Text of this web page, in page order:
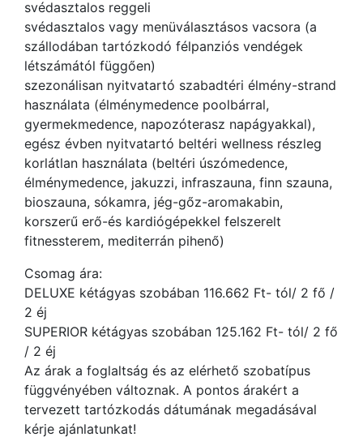
svédasztalos reggeli
svédasztalos vagy menüválasztásos vacsora (a
szállodában tartózkodó félpanziós vendégek
létszámától függően)
szezonálisan nyitvatartó szabadtéri élmény-strand
használata (élménymedence poolbárral,
gyermekmedence, napozóterasz napágyakkal),
egész évben nyitvatartó beltéri wellness részleg
korlátlan használata (beltéri úszómedence,
élménymedence, jakuzzi, infraszauna, finn szauna,
bioszauna, sókamra, jég-gőz-aromakabin,
korszerű erő-és kardiógépekkel felszerelt
fitnessterem, mediterrán pihenő)
Csomag ára:
DELUXE kétágyas szobában 116.662 Ft- tól/ 2 fő /
2 éj
SUPERIOR kétágyas szobában 125.162 Ft- tól/ 2 fő
/ 2 éj
Az árak a foglaltság és az elérhető szobatípus
függvényében változnak. A pontos árakért a
tervezett tartózkodás dátumának megadásával
kérje ajánlatunkat!